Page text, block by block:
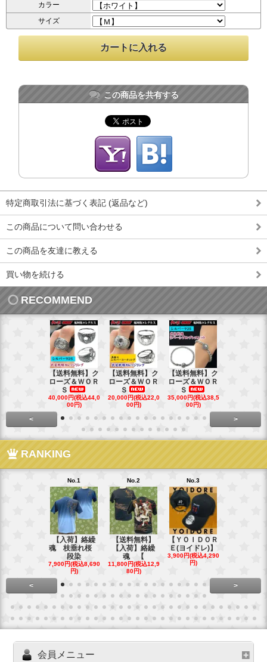
カラー
サイズ
この商品を共有する
特定商取引法に基づく表記 (返品など)
この商品について問い合わせる
この商品を友達に教える
買い物を続ける
RECOMMEND
【送料無料】ク
ローズ＆ＷＯＲ
Ｓ
40,000円(税込44,0
00円)
【送料無料】ク
ローズ＆ＷＯＲ
Ｓ
20,000円(税込22,0
00円)
【送料無料】ク
ローズ＆ＷＯＲ
Ｓ
35,000円(税込38,5
00円)
< >
RANKING
No.1
【入荷】絡繰
魂 枝垂れ桜
段染
7,900円(税込8,690
円)
No.2
【送料無料】
【入荷】絡繰
魂 【
11,800円(税込12,9
80円)
No.3
【ＹＯＩＤＯＲ
Ｅ(ヨイドレ)】
3,900円(税込4,290
円)
< >
会員メニュー